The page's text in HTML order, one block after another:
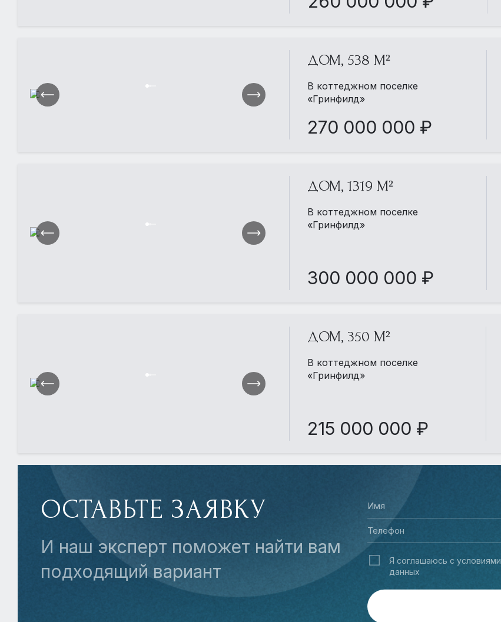
ДОМ, 538 М²
В коттеджном поселке
«Гринфилд»
270 000 000 ₽
ДОМ, 1319 М²
В коттеджном поселке
«Гринфилд»
300 000 000 ₽
ДОМ, 350 М²
В коттеджном поселке
«Гринфилд»
215 000 000 ₽
ОСТАВЬТЕ ЗАЯВКУ
И наш эксперт поможет найти вам
подходящий вариант
Я соглашаюсь с условиями
данных